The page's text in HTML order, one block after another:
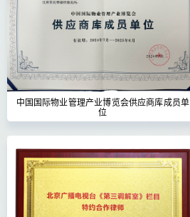
中国国际物业管理产业博览会供应商库成员单
位